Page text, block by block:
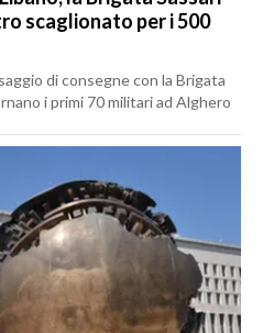
scaglionato per i 500
di consegne con la Brigata
i primi 70 militari ad Alghero